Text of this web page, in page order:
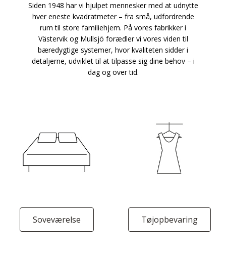
Siden 1948 har vi hjulpet mennesker med at udnytte
hver eneste kvadratmeter – fra små, udfordrende
rum til store familiehjem. På vores fabrikker i
Västervik og Mullsjö forædler vi vores viden til
bæredygtige systemer, hvor kvaliteten sidder i
detaljerne, udviklet til at tilpasse sig dine behov – i
dag og over tid.
Soveværelse Tøjopbevaring